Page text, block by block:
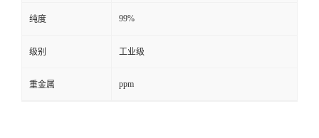
纯度 99%
级别 工业级
重金属 ppm